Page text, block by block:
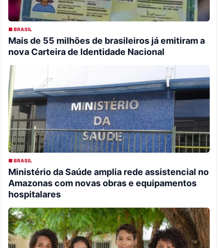
■ BRASIL
Mais de 55 milhões de brasileiros já emitiram a
nova Carteira de Identidade Nacional
■ BRASIL
Ministério da Saúde amplia rede assistencial no
Amazonas com novas obras e equipamentos
hospitalares